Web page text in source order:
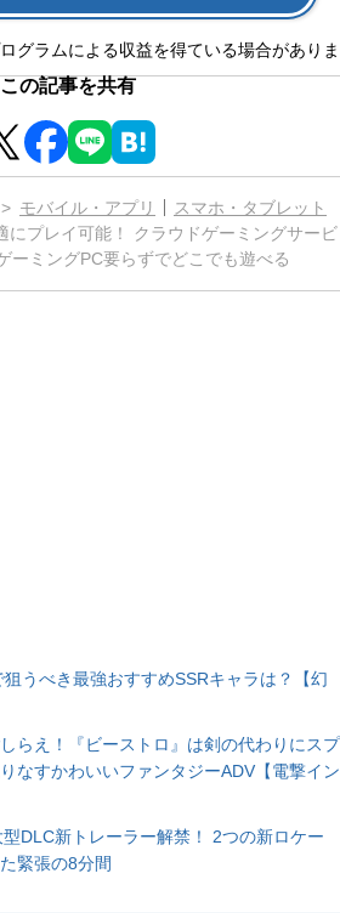
グラムによる収益を得ている場合がありま
この記事を共有
モバイル・アプリ
スマホ・タブレット
にプレイ可能！ クラウドゲーミングサービ
ーミングPC要らずでどこでも遊べる
狙うべき最強おすすめSSRキャラは？【幻
らえ！『ビーストロ』は剣の代わりにスプ
なすかわいいファンタジーADV【電撃イン
型DLC新トレーラー解禁！ 2つの新ロケー
緊張の8分間